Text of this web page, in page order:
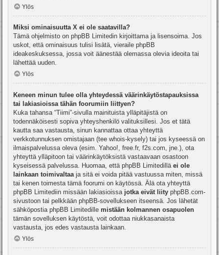
Ylös
Miksi ominaisuutta X ei ole saatavilla?
Tämä ohjelmisto on phpBB Limitedin kirjoittama ja lisensoima. Jos
uskot, että ominaisuus tulisi lisätä, vieraile phpBB
ideakeskuksessa , jossa voit äänestää olemassa olevia ideoita tai
lähettää uuden.
Ylös
Keneen minun tulee olla yhteydessä väärinkäytöstapauksissa
tai lakiasioissa tähän foorumiin liittyen?
Kuka tahansa “Tiimi”-sivulla mainituista ylläpitäjistä on
todennäköisesti sopiva yhteyshenkilö valituksillesi. Jos et tätä
kautta saa vastausta, sinun kannattaa ottaa yhteyttä
verkkotunnuksen omistajaan (tee whois-kysely) tai jos kyseessä on
ilmaispalvelussa oleva (esim. Yahoo!, free.fr, f2s.com, jne.), ota
yhteyttä ylläpitoon tai väärinkäytöksistä vastaavaan osastoon
kyseisessä palvelussa. Huomaa, että phpBB Limitedillä ei ole
lainkaan toimivaltaa ja sitä ei voida pitää vastuussa miten, missä
tai kenen toimesta tämä foorumi on käytössä. Älä ota yhteyttä
phpBB Limitediin missään lakiasioissa jotka eivät liity phpBB.com-
sivustoon tai pelkkään phpBB-sovellukseen itseensä. Jos lähetät
sähköpostia phpBB Limitedille mistään kolmannen osapuolen
tämän sovelluksen käytöstä, voit odottaa niukkasanaista
vastausta, jos edes vastausta lainkaan.
Ylös